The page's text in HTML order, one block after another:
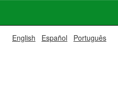
English Español Português